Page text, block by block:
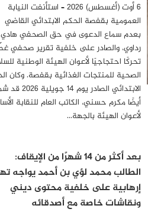
6 أوت (أغسطس) 2026 – استأنفت النيابة
العمومية بقفصة الحكم الابتدائي القاضي
بعدم سماع الدعوى في حق الصحفي هادي
رداوي، والصادر على خلفية تقرير صحفي
تحركًا احتجاجيًا لأعوان الهيئة الوطنية
الصحية للمنتجات الغذائية بقفصة. وكان
الابتدائي الصادر يوم 14
أيضًا مكرم حسني، الكاتب العام للنقابة
لأعوان الهيئة بالجهة…
بعد أكثر من 14 شهرًا من الإيقاف:
الطالب محمد لؤي بن أحمد يواجه
إرهابية على خلفية محتوى ديني
ونقاشات خاصة مع أصدقائه